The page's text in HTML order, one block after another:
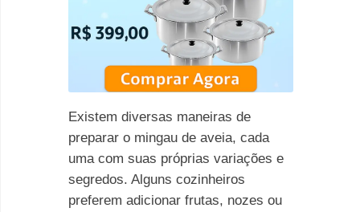
Existem diversas maneiras de
preparar o mingau de aveia, cada
uma com suas próprias variações e
segredos. Alguns cozinheiros
preferem adicionar frutas, nozes ou